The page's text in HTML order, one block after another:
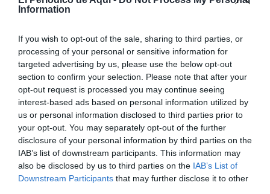
Information
If you wish to opt-out of the sale, sharing to third parties, or
processing of your personal or sensitive information for
targeted advertising by us, please use the below opt-out
section to confirm your selection. Please note that after your
opt-out request is processed you may continue seeing
interest-based ads based on personal information utilized by
us or personal information disclosed to third parties prior to
your opt-out. You may separately opt-out of the further
disclosure of your personal information by third parties on the
IAB’s list of downstream participants. This information may
also be disclosed by us to third parties on the IAB’s List of
Downstream Participants that may further disclose it to other
veïnes”, ha manifestat l’alcalde.